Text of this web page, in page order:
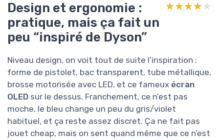
Design et ergonomie :
pratique, mais ça fait un
peu “inspiré de Dyson”
★★★★★
★★★★★
Niveau design, on voit tout de suite l’inspiration :
forme de pistolet, bac transparent, tube métallique,
brosse motorisée avec LED, et ce fameux écran
OLED sur le dessus. Franchement, ce n’est pas
moche, le bleu change un peu du gris/violet
habituel, et ça reste assez discret. Ça ne fait pas
jouet cheap, mais on sent quand même que ce n’est